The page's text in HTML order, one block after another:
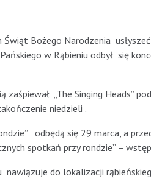
Bożego Narodzenia
w Rąbieniu odbył się
zaśpiewał „The Singing Heads”
niedzieli .
odbędą się 29 marca, a
spotkań przy rondzie” –
do lokalizacji